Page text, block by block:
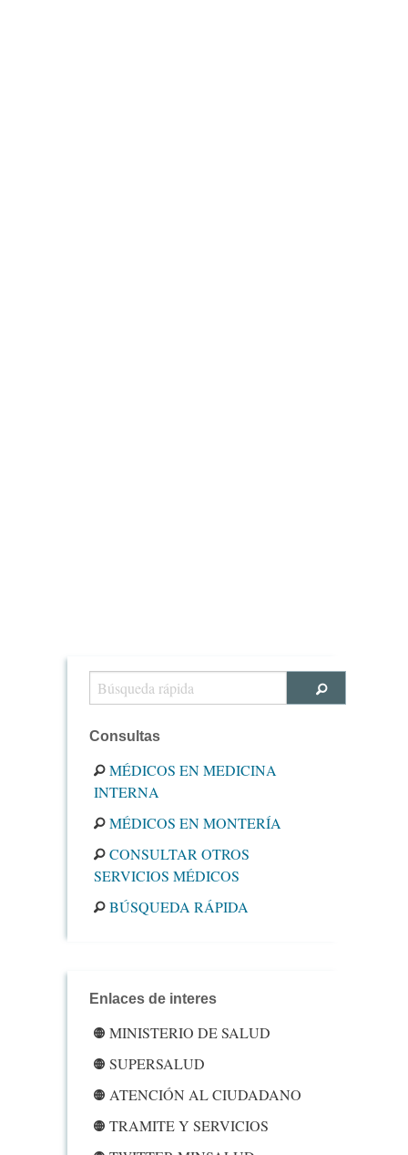
Consultas
MÉDICOS EN MEDICINA
INTERNA
MÉDICOS EN MONTERÍA
CONSULTAR OTROS
SERVICIOS MÉDICOS
BÚSQUEDA RÁPIDA
Enlaces de interes
MINISTERIO DE SALUD
SUPERSALUD
ATENCIÓN AL CIUDADANO
TRAMITE Y SERVICIOS